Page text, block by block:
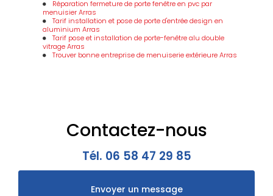
Réparation fermeture de porte fenêtre en pvc par
menuisier Arras
Tarif installation et pose de porte d'entrée design en
aluminium Arras
Tarif pose et installation de porte-fenêtre alu double
vitrage Arras
Trouver bonne entreprise de menuiserie extérieure Arras
Contactez-nous
Tél. 06 58 47 29 85
Envoyer un message